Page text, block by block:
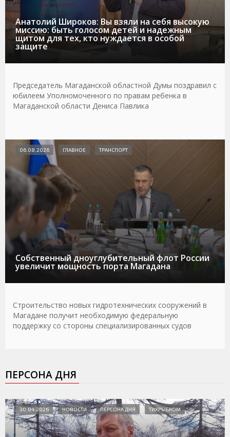
Анатолий Широков: Вы взяли на себя высокую
миссию: быть голосом детей и надежным
щитом для тех, кто нуждается в особой
защите
Председатель Магаданской областной Думы поздравил с
юбилеем Уполномоченного по правам ребенка в
Магаданской области Дениса Павлика
Собственный дноуглубительный флот России
увеличит мощность порта Магадана
06.08.2026 ГЛАВНОЕ ТРАНСПОРТ
Строительство новых гидротехнических сооружений в
Магадане получит необходимую федеральную
поддержку со стороны специализированных судов
ПЕРСОНА ДНЯ
30.04.2026 НОВОСТИ ПЕРСОНА ДНЯ ТИХРЫБКОМ